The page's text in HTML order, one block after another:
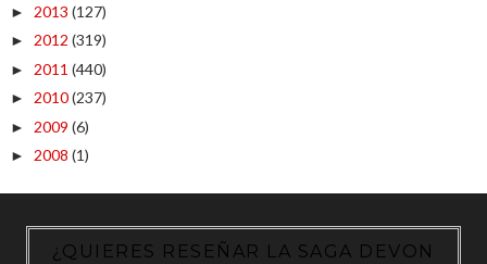
► 2013 (127)
► 2012 (319)
► 2011 (440)
► 2010(237)
► 2009 (6)
► 2008 (1)
¿QUIERES RESEÑAR LA SAGA DEVON